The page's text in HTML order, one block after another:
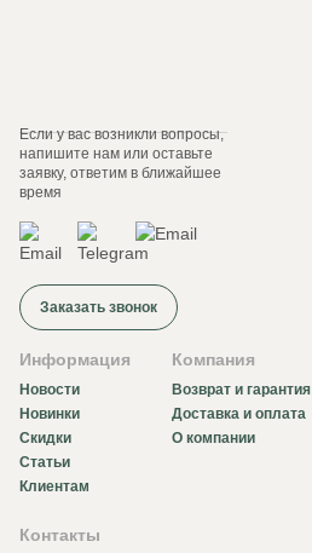
Если у вас возникли вопросы,
напишите нам или оставьте
заявку, ответим в ближайшее
время
Заказать звонок
Информация
Новости
Новинки
Скидки
Статьи
Клиентам
Компания
Возврат и гарантия
Доставка и оплата
О компании
Контакты